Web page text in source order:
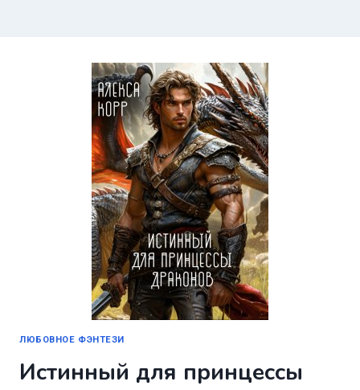
ЛЮБОВНОЕ ФЭНТЕЗИ
Истинный для принцессы